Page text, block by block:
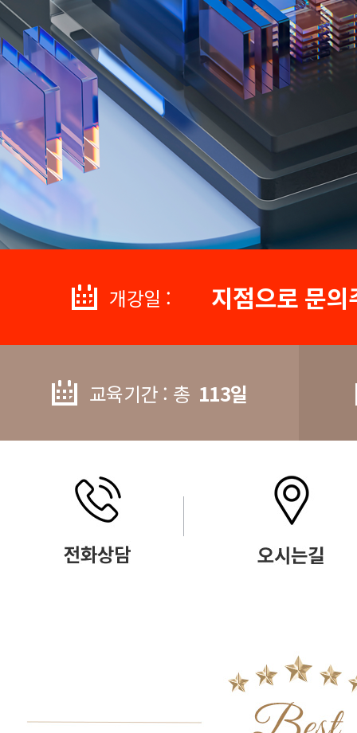
개강일 : 지점으로 문
교육기간 : 총 113일